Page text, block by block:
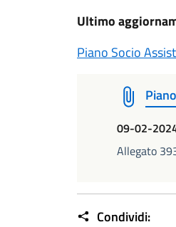
Ultimo
Piano Socio
09-02-
Allegato
Condividi: